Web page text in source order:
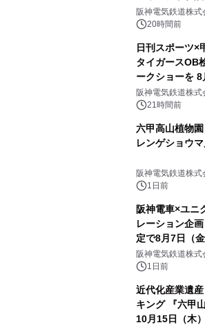
直前割パスポー
阪神電気鉄道株式
20時間前
日刊スポーツ×
タイガースOB
ークショーを 8
阪神電気鉄道株式
21時間前
六甲高山植物
レンゲショウ
阪神電気鉄道株式
1日前
阪神電車×ユニ
レーション企
定で8月7日（
発売決定！
阪神電気鉄道株式
1日前
近代化産業遺
キング 『六甲
10月15日（木